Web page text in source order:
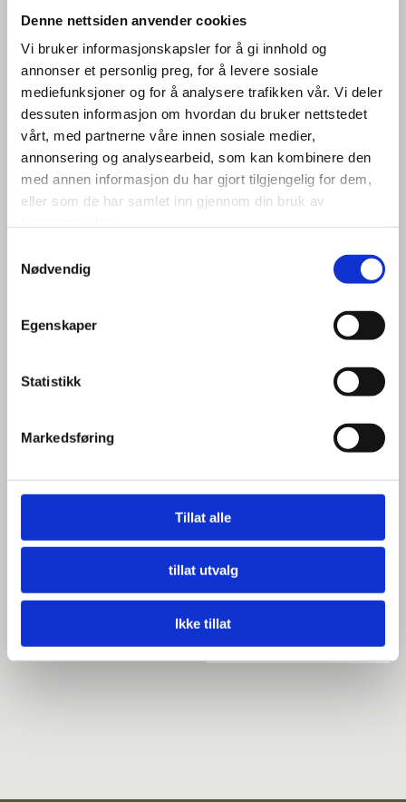
Denne nettsiden anvender cookies
Vi bruker informasjonskapsler for å gi innhold og
annonser et personlig preg, for å levere sosiale
mediefunksjoner og for å analysere trafikken vår. Vi deler
dessuten informasjon om hvordan du bruker nettstedet
vårt, med partnerne våre innen sosiale medier,
annonsering og analysearbeid, som kan kombinere den
med annen informasjon du har gjort tilgjengelig for dem,
eller som de har samlet inn gjennom din bruk av
Nødvendig
Egenskaper
Statistikk
Markedsføring
Tillat alle
tillat utvalg
Ikke tillat
PLATEKNEKKE
Motorisert knekkemed roterbar overvange fra Fastech.
Spesifikasjoner:
• 180° roterbar overvange med åpning på 250 mm og 2
verktøystasjoner
• Leveres med 120 mm geitefotskinne og 20° skarpskinne
• Erfold Basic CNC software på 15.6 ” touchskjerm med
• 1300 mm motorisert bakanslag og bord med kuler
• Motorisert justering av bøyevangeforstilling 80 mm (A
axis)
BILDEGALLERI